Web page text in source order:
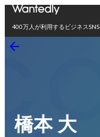
400万人が利用するビジネスSNS
橋本 大